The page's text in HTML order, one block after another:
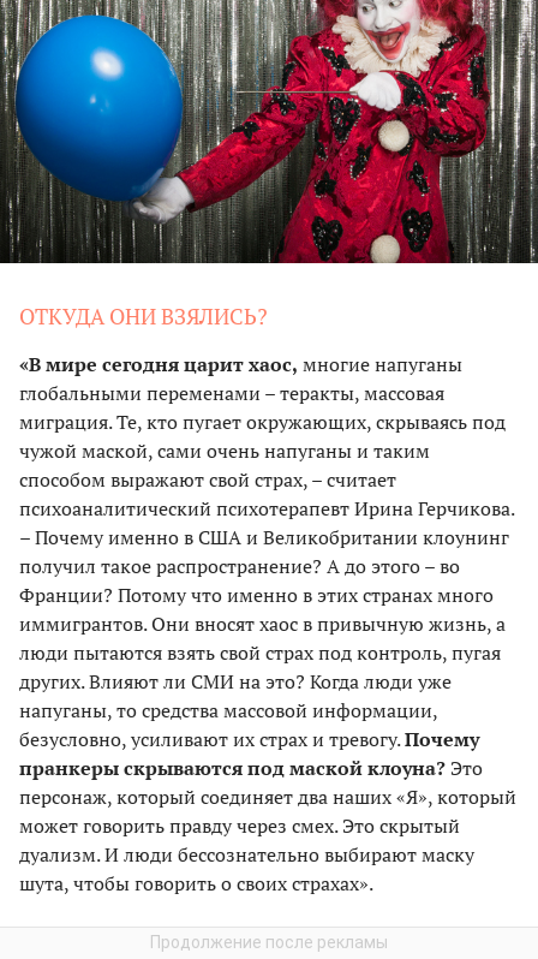
ОТКУДА ОНИ ВЗЯЛИСЬ?
«В мире сегодня царит хаос, многие напуганы
глобальными переменами – теракты, массовая
миграция. Те, кто пугает окружающих, скрываясь под
чужой маской, сами очень напуганы и таким
способом выражают свой страх, – считает
психоаналитический психотерапевт Ирина Герчикова.
– Почему именно в США и Великобритании клоунинг
получил такое распространение? А до этого – во
Франции? Потому что именно в этих странах много
иммигрантов. Они вносят хаос в привычную жизнь, а
люди пытаются взять свой страх под контроль, пугая
других. Влияют ли СМИ на это? Когда люди уже
напуганы, то средства массовой информации,
безусловно, усиливают их страх и тревогу.Почему
пранкеры скрываются под маской клоуна? Это
персонаж, который соединяет два наших «Я», который
может говорить правду через смех. Это скрытый
дуализм. И люди бессознательно выбирают маску
шута, чтобы говорить о своих страхах».